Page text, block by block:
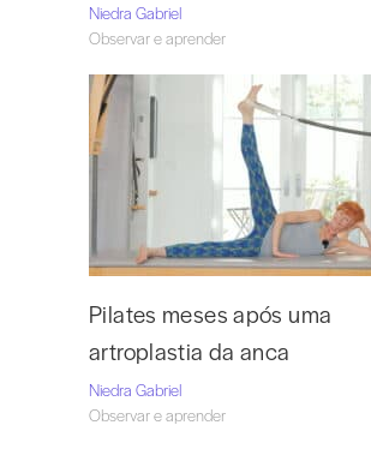
Niedra Gabriel
Observar e aprender
Pilates meses após uma
artroplastia da anca
Niedra Gabriel
Observar e aprender